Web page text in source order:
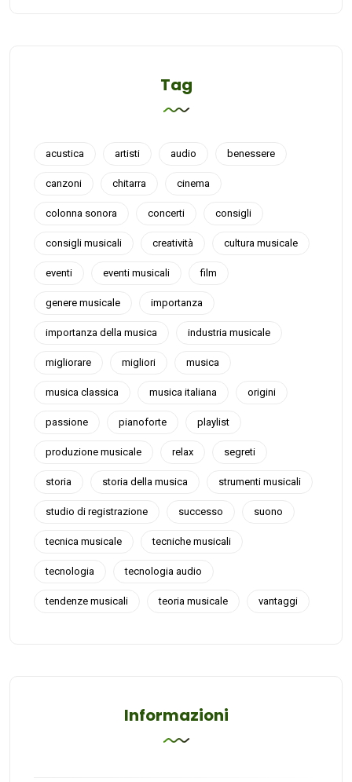
Tag
acustica artisti audio benessere
canzoni chitarra cinema
colonna sonora concerti consigli
consigli musicali creatività cultura musicale
eventi eventi musicali film
genere musicale importanza
importanza della musica industria musicale
migliorare migliori musica
musica classica musica italiana origini
passione pianoforte playlist
produzione musicale relax segreti
storia storia della musica strumenti musicali
studio di registrazione successo suono
tecnica musicale tecniche musicali
tecnologia tecnologia audio
tendenze musicali teoria musicale vantaggi
Informazioni